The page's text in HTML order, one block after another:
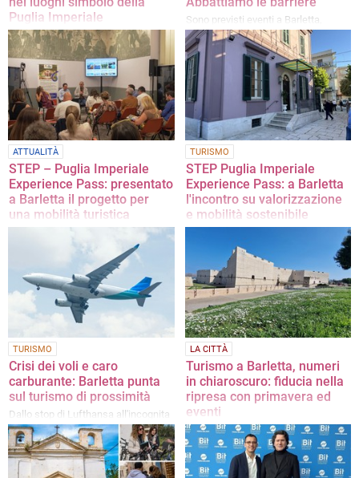
Puglia Imperiale
Beppe Convertini e le troupe Rai nei
Comuni del progetto per raccontare
paesaggi, cultura, identità e
patrimonio turistico del territorio
Sono previsti eventi a Barletta,
Canosa e Spinazzola
ATTUALITÀ
STEP – Puglia Imperiale
Experience Pass: presentato
a Barletta il progetto per
una mobilità turistica
integrata
Il progetto punta a costruire una
destinazione turistica connessa,
sostenibile e competitiva
TURISMO
STEP Puglia Imperiale
Experience Pass: a Barletta
l'incontro su valorizzazione
e mobilità sostenibile
dalle ore 10 alle ore 13, presso la
Biblioteca Ex Cantina Sperimentale -
Palazzina Reichlin di Barletta
TURISMO
Crisi dei voli e caro
carburante: Barletta punta
sul turismo di prossimità
Dallo stop di Lufthansa all'incognita
Ryanair: la crisi geopolitica ridisegna
i flussi turistici, ma gli operatori
restano positivi
LA CITTÀ
Turismo a Barletta, numeri
in chiaroscuro: fiducia nella
ripresa con primavera ed
eventi
L'analisi di Barletta Ricettiva